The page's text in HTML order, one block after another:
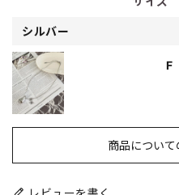
シルバー
F
商品につい